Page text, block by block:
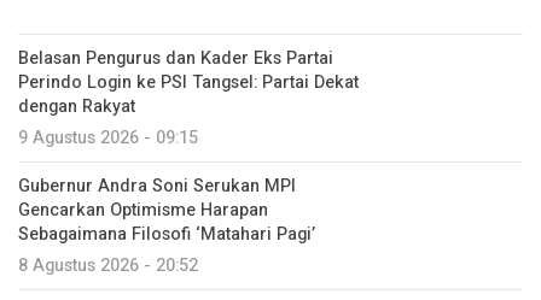
Belasan Pengurus dan Kader Eks Partai
Perindo Login ke PSI Tangsel: Partai Dekat
dengan Rakyat
9 Agustus 2026 - 09:15
Gubernur Andra Soni Serukan MPI
Gencarkan Optimisme Harapan
Sebagaimana Filosofi ‘Matahari Pagi’
8 Agustus 2026 - 20:52